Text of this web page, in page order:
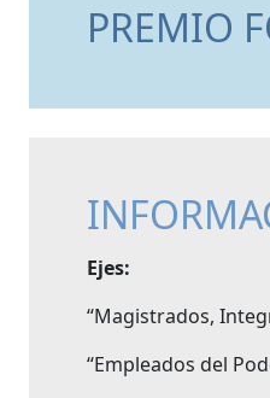
PREMIO
Ejes:
“Magistrados,
“Empleados del